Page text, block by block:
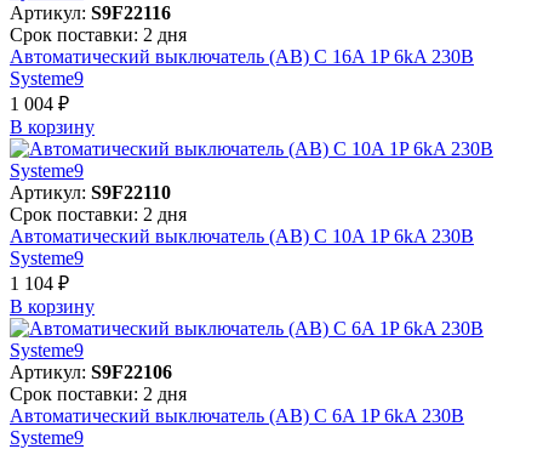
Артикул: S9F22116
Срок поставки: 2 дня
Автоматический выключатель (АВ) C 16A 1P 6kA 230В
Systeme9
1 004 ₽
В корзинy
Артикул: S9F22110
Срок поставки: 2 дня
Автоматический выключатель (АВ) C 10A 1P 6kA 230В
Systeme9
1 104 ₽
В корзинy
Артикул: S9F22106
Срок поставки: 2 дня
Автоматический выключатель (АВ) C 6A 1P 6kA 230В
Systeme9